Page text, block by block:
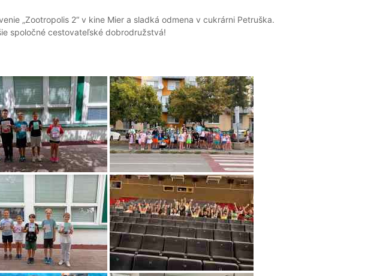
„Zootropolis 2“ v kine Mier a sladká odmena v cukrárni Petruška.
spoločné cestovateľské dobrodružstvá!